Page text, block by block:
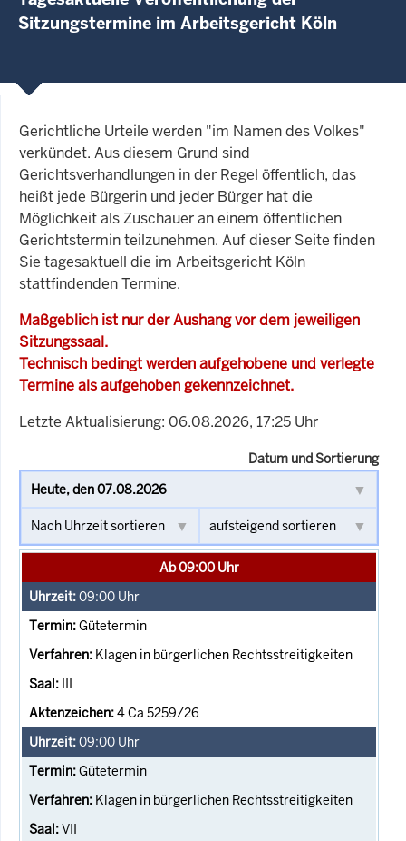
Sitzungstermine im Arbeitsgericht Köln
Gerichtliche Urteile werden "im Namen des Volkes"
verkündet. Aus diesem Grund sind
Gerichtsverhandlungen in der Regel öffentlich, das
heißt jede Bürgerin und jeder Bürger hat die
Möglichkeit als Zuschauer an einem öffentlichen
Gerichtstermin teilzunehmen. Auf dieser Seite finden
Sie tagesaktuell die im Arbeitsgericht Köln
stattfindenden Termine.
Maßgeblich ist nur der Aushang vor dem jeweiligen
Sitzungssaal.
Technisch bedingt werden aufgehobene und verlegte
Termine als aufgehoben gekennzeichnet.
Letzte Aktualisierung: 06.08.2026, 17:25 Uhr
Datum und Sortierung
Ab 09:00 Uhr
09:00 Uhr
Gütetermin
Klagen in bürgerlichen Rechtsstreitigkeiten
III
4 Ca 5259/26
09:00 Uhr
Gütetermin
Klagen in bürgerlichen Rechtsstreitigkeiten
VII